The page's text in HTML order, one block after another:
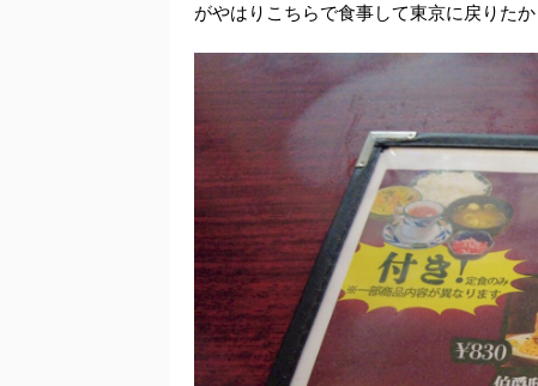
がやはりこちらで食事して東京に戻りた